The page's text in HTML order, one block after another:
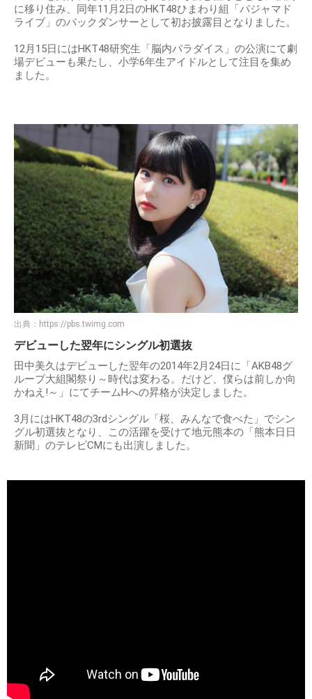
に移り住み、同年11月2日のHKT48ひまわり組「パジャマド
ライブ」のバックダンサーとして初お披露目となりました。
12月15日にはHKT48研究生「脳内パラダイス」の公演にて劇
場デビューも果たし、小学6年生アイドルとして注目を集め
ました。
出典： https://pbs.twimg.com
デビューした翌年にシングル初選抜
田中美久はデビューした翌年の2014年2月24日に「AKB48グ
ループ大組閣祭り～時代は変わる。だけど、僕らは前しか向
かねえ!～‎」にてチームHへの昇格が決定しました。
3月にはHKT48の3rdシングル「桜、みんなで食べた」でシン
グル初選抜となり、この活躍を受けて地元熊本の「熊本日日
新聞」のテレビCMにも出演しました。